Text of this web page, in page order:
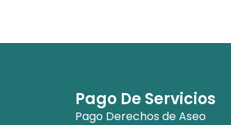
Pago De Servicios
Pago Derechos de Aseo